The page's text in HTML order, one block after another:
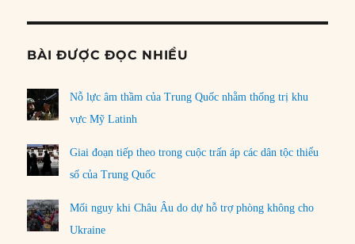
BÀI ĐƯỢC ĐỌC NHIỀU
Nỗ lực âm thầm của Trung Quốc nhằm thống trị khu
vực Mỹ Latinh
Giai đoạn tiếp theo trong cuộc trấn áp các dân tộc thiểu
số của Trung Quốc
Mối nguy khi Châu Âu do dự hỗ trợ phòng không cho
Ukraine